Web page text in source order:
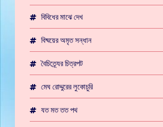
বিবিধের মাঝে দেখ
বিষ্ময়ের অমৃত সন্ধান
বৈচিত্র্যের চিত্রপট
মেঘ রোদ্দুরের লুকোচুরি
যত মত তত পথ